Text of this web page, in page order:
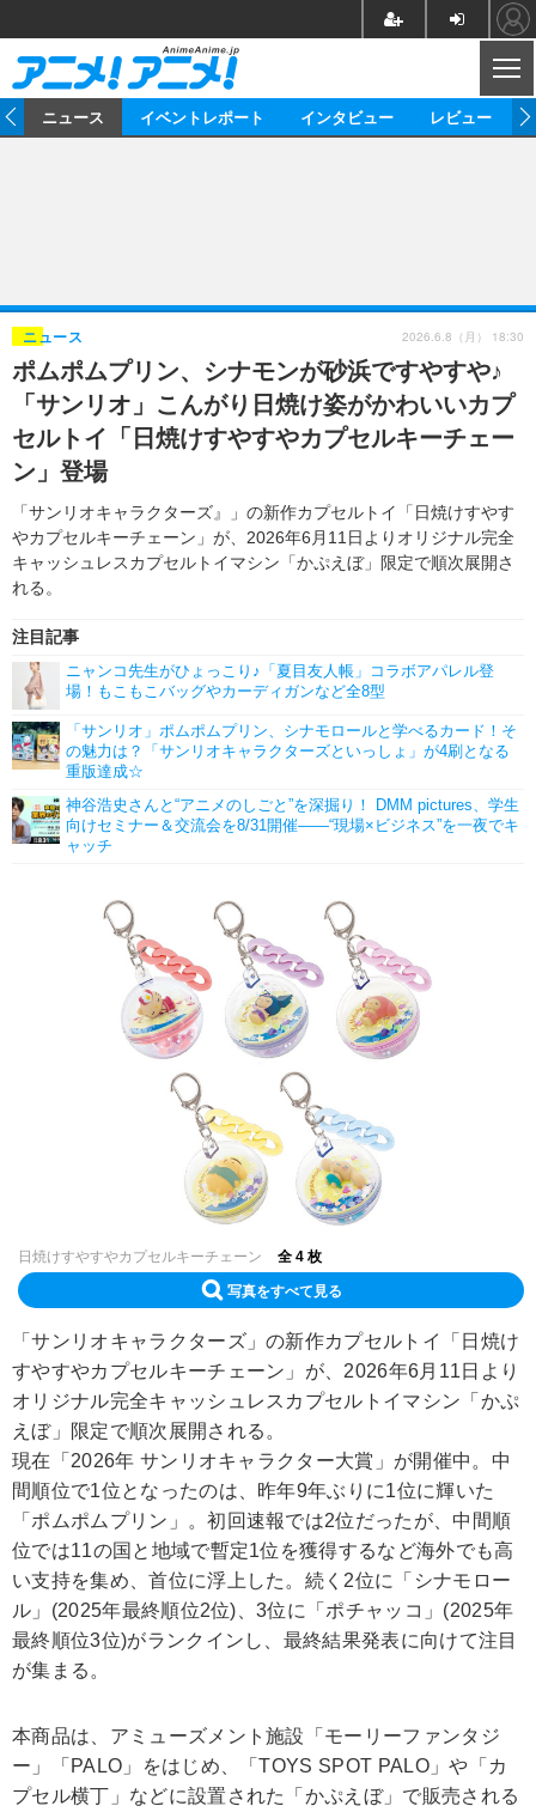
ゲーム グッズ
イベント 海外
海外イベント ビジネス
俳優・タレント アーティスト
ビジネス
アニメ 実写
書評 イベント
ゲーム
動画
アニメ 映画/ドラマ
アニメ！アニメ！TV
連載・コラム
ニュース イベントレポート インタビュー レビュー
ポムポムプリン、シナモンが砂浜ですやすや♪
「サンリオ」こんがり日焼け姿がかわいいカプ
セルトイ「日焼けすやすやカプセルキーチェー
ン」登場
「サンリオキャラクターズ』」の新作カプセルトイ「日焼けすやす
やカプセルキーチェーン」が、2026年6月11日よりオリジナル完全
キャッシュレスカプセルトイマシン「かぷえぼ」限定で順次展開さ
れる。
ニュース
注目記事
ニャンコ先生がひょっこり♪「夏目友人帳」コラボアパレル登
場！もこもこバッグやカーディガンなど全8型
「サンリオ」ポムポムプリン、シナモロールと学べるカード！そ
の魅力は？「サンリオキャラクターズといっしょ」が4刷となる
重版達成☆
神谷浩史さんと“アニメのしごと”を深掘り！ DMM pictures、学生
向けセミナー＆交流会を8/31開催――“現場×ビジネス”を一夜でキ
ャッチ
2026.6.8（月） 18:30
日焼けすやすやカプセルキーチェーン 全 4 枚
写真をすべて見る
「サンリオキャラクターズ」の新作カプセルトイ「日焼け
すやすやカプセルキーチェーン」が、2026年6月11日より
オリジナル完全キャッシュレスカプセルトイマシン「かぷ
えぼ」限定で順次展開される。
現在「2026年 サンリオキャラクター大賞」が開催中。中
間順位で1位となったのは、昨年9年ぶりに1位に輝いた
「ポムポムプリン」。初回速報では2位だったが、中間順
位では11の国と地域で暫定1位を獲得するなど海外でも高
い支持を集め、首位に浮上した。続く2位に「シナモロー
ル」(2025年最終順位2位)、3位に「ポチャッコ」(2025年
最終順位3位)がランクインし、最終結果発表に向けて注目
が集まる。
本商品は、アミューズメント施設「モーリーファンタジ
ー」「PALO」をはじめ、「TOYS SPOT PALO」や「カ
プセル横丁」などに設置された「かぷえぼ」で販売される